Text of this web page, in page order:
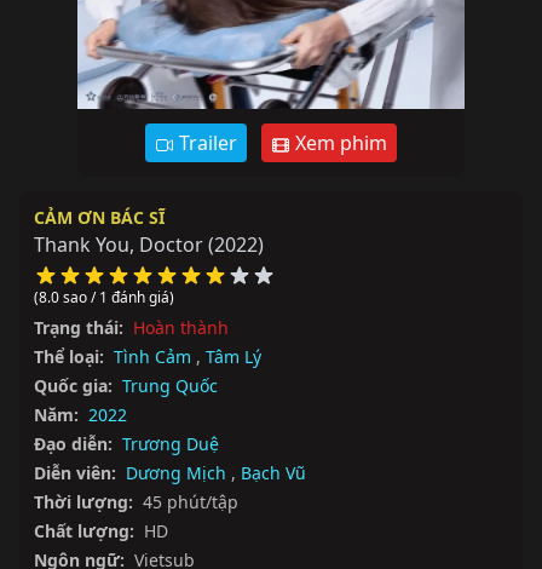
Trailer Xem phim
CẢM ƠN BÁC SĨ
Thank You, Doctor(2022)
(8.0 sao / 1 đánh giá)
Trạng thái: Hoàn thành
Thể loại: Tình Cảm , Tâm Lý
Quốc gia: Trung Quốc
Năm: 2022
Đạo diễn: Trương Duệ
Diễn viên: Dương Mịch , Bạch Vũ
Thời lượng: 45 phút/tập
Chất lượng: HD
Ngôn ngữ: Vietsub